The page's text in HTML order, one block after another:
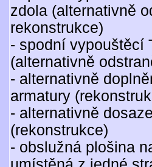
zdola (alternativně
rekonstrukce)
- spodní vypouštěcí
(alternativně
- alternativně
armatury
- alternativně
(rekonstrukce)
- obslužná plošina